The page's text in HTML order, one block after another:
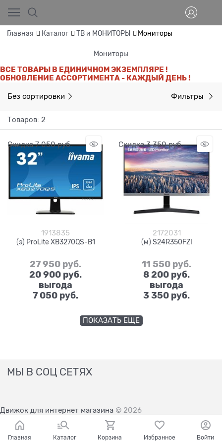
Главная Каталог ТВ и МОНИТОРЫ Мониторы
Мониторы
ВСЕ ТОВАРЫ В ЕДИНИЧНОМ ЭКЗЕМПЛЯРЕ !
ОБНОВЛЕНИЕ АССОРТИМЕНТА - КАЖДЫЙ ДЕНЬ !
Без сортировки Фильтры
Товаров: 2
Скидка 7 050 руб.
1913835
(э) ProLite XB3270QS-B1
27 950 руб.
20 900 руб.
выгода
7 050 руб.
Скидка 3 350 руб.
2172031
(м) S24R350FZI
11 550 руб.
8 200 руб.
выгода
3 350 руб.
ПОКАЗАТЬ ЕЩЕ
МЫ В СОЦ СЕТЯХ
Движок для интернет магазина © 2026
Главная Каталог Корзина Избранное Войти